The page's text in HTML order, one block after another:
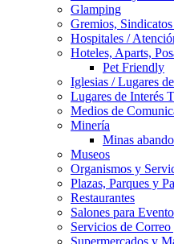
Glamping
Gremios,
Hospitales /
Hoteles, Aparts,
Pet Friendly
Iglesias / Lugares
Lugares de Interés
Medios de
Minería
Minas
Museos
Organismos y
Plazas, Parques y
Restaurantes
Salones para
Servicios de
Supermercados y